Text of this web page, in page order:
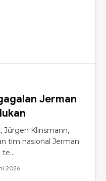
Jerman
Jürgen Klinsmann,
tim nasional Jerman
2026